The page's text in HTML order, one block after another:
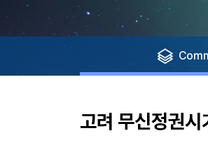
고려 무신정권